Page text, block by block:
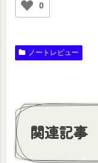
0
ノートレビュー
関連記事